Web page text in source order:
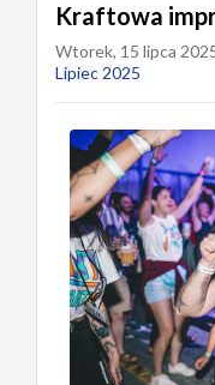
Kraftowa
Wtorek, 15 lipca
Lipiec 2025